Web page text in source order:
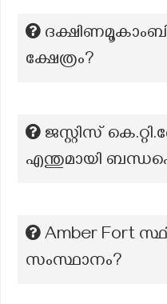
ക്ഷേത്രം?
ജസ്റ്റിസ്
എന്തുമായി
Amber Fort
സംസ്ഥാനം?